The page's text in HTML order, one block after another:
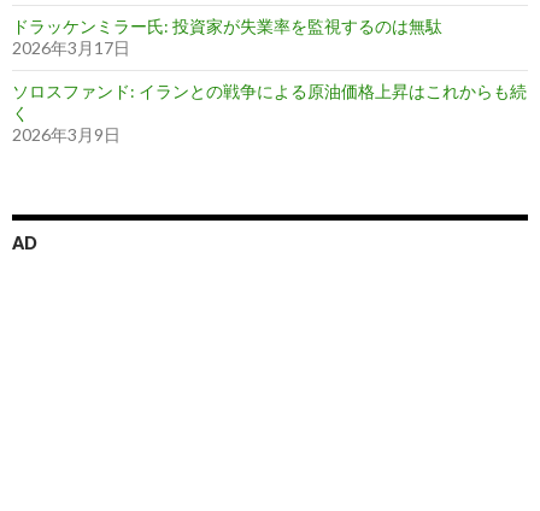
ドラッケンミラー氏: 投資家が失業率を監視するのは無駄
2026年3月17日
ソロスファンド: イランとの戦争による原油価格上昇はこれからも続
く
2026年3月9日
AD